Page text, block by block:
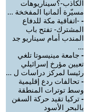
الكاذب-؟سيناريوهات
مسيّرة ألمانيا المفخخة ...
- -اتفاقية مكة للدفاع
المشترك- تفتح باب
المندب أمام سيناريو جد
...
- جامعة مينيسوتا تلغي
تعيين مؤرخ إسرائيلي
رئيسا لمركز دراسات ل ...
- تحالفات ردع إقليمية
وسط توترات المنطقة
- تركيا تقيد حركة السفن
بالبحر الأسود